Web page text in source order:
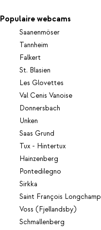
Populaire webcams
Saanenmöser
Tannheim
Falkert
St. Blasien
Les Glovettes
Val Cenis Vanoise
Donnersbach
Unken
Saas Grund
Tux - Hintertux
Hainzenberg
Pontedilegno
Sirkka
Saint François Longchamp
Voss (Fjellandsby)
Schmallenberg